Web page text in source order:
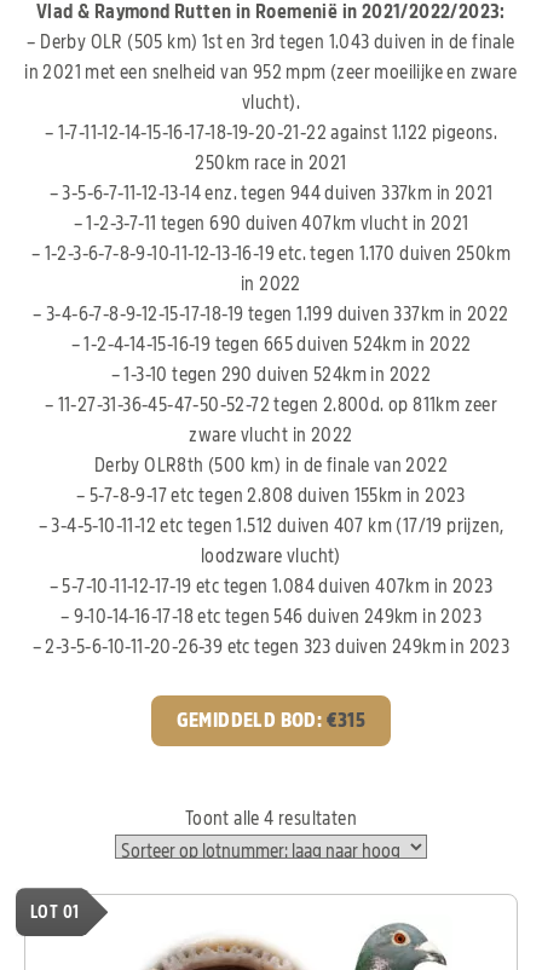
Vlad & Raymond Rutten in Roemenië in 2021/2022/2023:
– Derby OLR (505 km) 1st en 3rd tegen 1.043 duiven in de finale
in 2021 met een snelheid van 952 mpm (zeer moeilijke en zware
vlucht).
– 1-7-11-12-14-15-16-17-18-19-20-21-22 against 1.122 pigeons.
250km race in 2021
– 3-5-6-7-11-12-13-14 enz. tegen 944 duiven 337km in 2021
– 1-2-3-7-11 tegen 690 duiven 407km vlucht in 2021
– 1-2-3-6-7-8-9-10-11-12-13-16-19 etc. tegen 1.170 duiven 250km
in 2022
– 3-4-6-7-8-9-12-15-17-18-19 tegen 1.199 duiven 337km in 2022
– 1-2-4-14-15-16-19 tegen 665 duiven 524km in 2022
– 1-3-10 tegen 290 duiven 524km in 2022
– 11-27-31-36-45-47-50-52-72 tegen 2.800d. op 811km zeer
zware vlucht in 2022
Derby OLR8th (500 km) in de finale van 2022
– 5-7-8-9-17 etc tegen 2.808 duiven 155km in 2023
– 3-4-5-10-11-12 etc tegen 1.512 duiven 407 km (17/19 prijzen,
loodzware vlucht)
– 5-7-10-11-12-17-19 etc tegen 1.084 duiven 407km in 2023
– 9-10-14-16-17-18 etc tegen 546 duiven 249km in 2023
– 2-3-5-6-10-11-20-26-39 etc tegen 323 duiven 249km in 2023
GEMIDDELD BOD: €315
Toont alle 4 resultaten
LOT 01